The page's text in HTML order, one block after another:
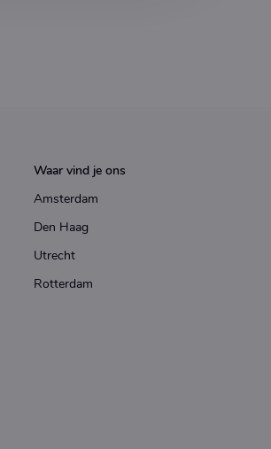
Waar vind je ons
Amsterdam
Den Haag
Utrecht
Rotterdam